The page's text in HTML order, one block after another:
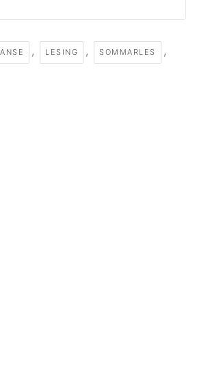
, LESING , SOMMARLES ,